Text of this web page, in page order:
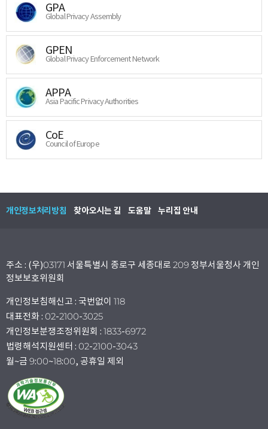
GPA
Global Privacy Assembly
GPEN
Global Privacy Enforcement Network
APPA
Asia Pacific Privacy Authorities
CoE
Council of Europe
개인정보처리방침 찾아오시는 길 도움말 누리집 안내
주소 : (우)03171 서울특별시 종로구 세종대로 209 정부서울청사 개인
정보보호위원회
개인정보침해신고 : 국번없이 118
대표전화 : 02-2100-3025
개인정보분쟁조정위원회 : 1833-6972
법령해석지원센터 : 02-2100-3043
월~금 9:00~18:00, 공휴일 제외